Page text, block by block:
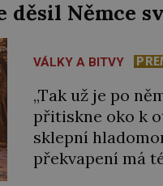
tak roku 301
děsil Němce
VÁLKY A BITVY
„Tak už je po
přitiskne oko k
sklepní
překvapení má